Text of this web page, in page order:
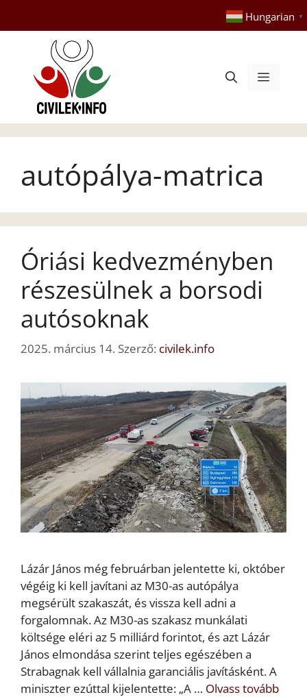
tartalomba
Hungarian ▼
Menü
autópálya-matrica
Óriási kedvezményben
részesülnek a borsodi
autósoknak
2025. március 14. Szerző: civilek.info
Lázár János még februárban jelentette ki, október
végéig ki kell javítani az M30-as autópálya
megsérült szakaszát, és vissza kell adni a
forgalomnak. Az M30-as szakasz munkálati
költsége eléri az 5 milliárd forintot, és azt Lázár
János elmondása szerint teljes egészében a
Strabagnak kell vállalnia garanciális javításként. A
miniszter ezúttal kijelentette: „A … Olvass tovább